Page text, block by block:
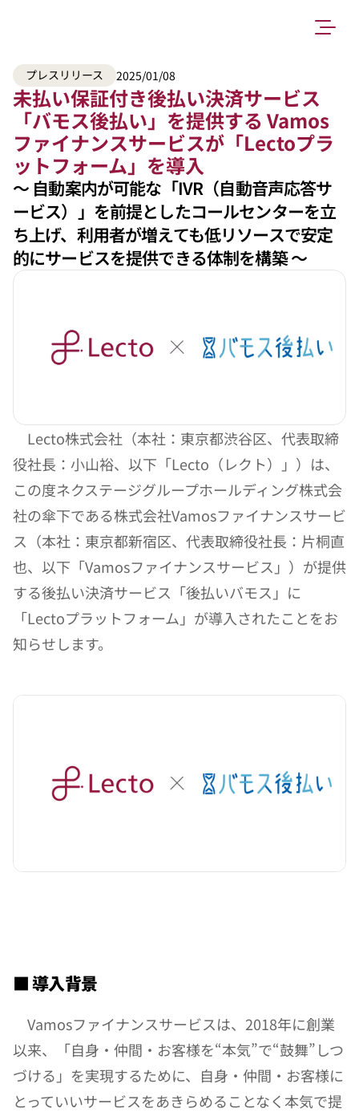
プレスリリース 2025/01/08
未払い保証付き後払い決済サービス
「バモス後払い」を提供する Vamos
ファイナンスサービスが「Lectoプラ
ットフォーム」を導入
〜 自動案内が可能な「IVR（自動音声応答サ
ービス）」を前提としたコールセンターを立
ち上げ、利用者が増えても低リソースで安定
的にサービスを提供できる体制を構築 〜
Lecto株式会社（本社：東京都渋谷区、代表取締
役社長：小山裕、以下「Lecto（レクト）」）は、
この度ネクステージグループホールディング株式会
社の傘下である株式会社Vamosファイナンスサービ
ス（本社：東京都新宿区、代表取締役社長：片桐直
也、以下「Vamosファイナンスサービス」）が提供
する後払い決済サービス「後払いバモス」に
「Lectoプラットフォーム」が導入されたことをお
知らせします。
■ 導入背景
Vamosファイナンスサービスは、2018年に創業
以来、「⾃⾝・仲間・お客様を“本気”で“⿎舞”しつ
づける」を実現するために、自身・仲間・お客様に
とっていいサービスをあきらめることなく本気で提